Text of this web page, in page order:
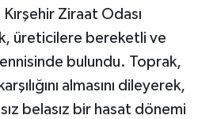
Ziraat Odası
üreticilere bereketli ve
bulundu. Toprak,
almasını dileyerek,
belasız bir hasat dönemi